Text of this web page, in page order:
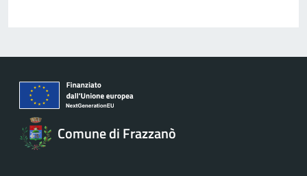
Comune di Frazzanò